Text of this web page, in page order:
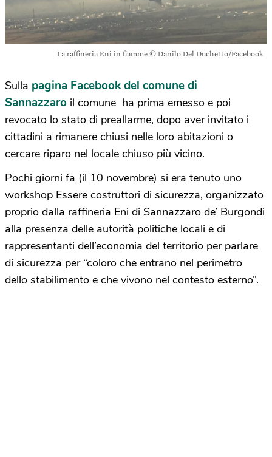
La raffineria Eni in fiamme © Danilo Del Duchetto/Facebook
Sulla pagina Facebook del comune di
Sannazzaro il comune ha prima emesso e poi
revocato lo stato di preallarme, dopo aver invitato i
cittadini a rimanere chiusi nelle loro abitazioni o
cercare riparo nel locale chiuso più vicino.
Pochi giorni fa (il 10 novembre) si era tenuto uno
workshop Essere costruttori di sicurezza, organizzato
proprio dalla raffineria Eni di Sannazzaro de’ Burgondi
alla presenza delle autorità politiche locali e di
rappresentanti dell’economia del territorio per parlare
di sicurezza per “coloro che entrano nel perimetro
dello stabilimento e che vivono nel contesto esterno”.